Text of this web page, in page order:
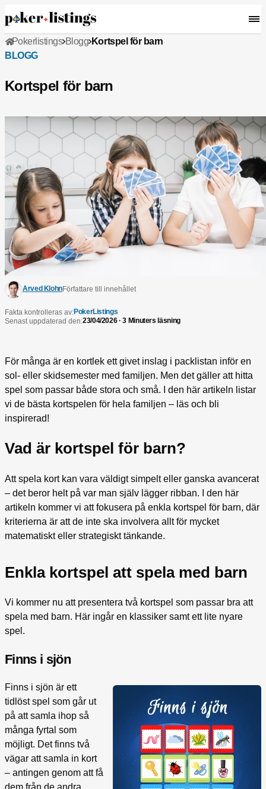
Pokerlistings Blogg Kortspel för barn
BLOGG
Kortspel för barn
Arved KlohnFörfattare till innehållet
Fakta kontrolleras av:PokerListings
Senast uppdaterad den:23/04/2026 · 3 Minuters läsning
För många är en kortlek ett givet inslag i packlistan inför en
sol- eller skidsemester med familjen. Men det gäller att hitta
spel som passar både stora och små. I den här artikeln listar
vi de bästa kortspelen för hela familjen – läs och bli
inspirerad!
Vad är kortspel för barn?
Att spela kort kan vara väldigt simpelt eller ganska avancerat
– det beror helt på var man själv lägger ribban. I den här
artikeln kommer vi att fokusera på enkla kortspel för barn, där
kriterierna är att de inte ska involvera allt för mycket
matematiskt eller strategiskt tänkande.
Enkla kortspel att spela med barn
Vi kommer nu att presentera två kortspel som passar bra att
spela med barn. Här ingår en klassiker samt ett lite nyare
spel.
Finns i sjön
Finns i sjön är ett
tidlöst spel som går ut
på att samla ihop så
många fyrtal som
möjligt. Det finns två
vägar att samla in kort
– antingen genom att få